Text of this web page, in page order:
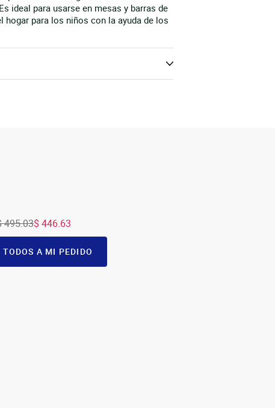
ideal para usarse en mesas y barras de
hogar para los niños con la ayuda de los
$ 446.63
495.03
TODOS A MI PEDIDO